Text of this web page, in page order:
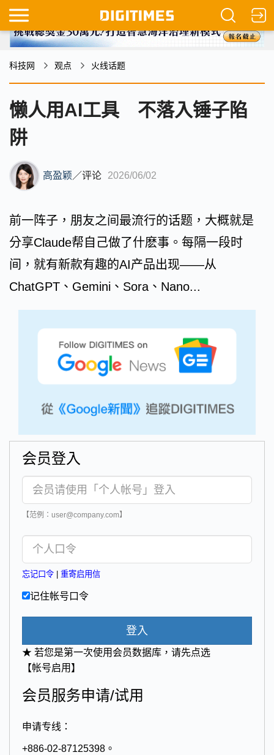
科技网 观点 火线话题
懒人用AI工具 不落入锤子陷
阱
高盈颖／评论 2026/06/02
前一阵子，朋友之间最流行的话题，大概就是
分享Claude帮自己做了什麽事。每隔一段时
间，就有新款有趣的AI产品出现——从
ChatGPT、Gemini、Sora、Nano...
会员登入
【范例：user@company.com】
忘记口令 重寄启用信
记住帐号口令
登入
★ 若您是第一次使用会员数据库，请先点选
【帐号启用】
会员服务申请/试用
申请专线：
+886-02-87125398。